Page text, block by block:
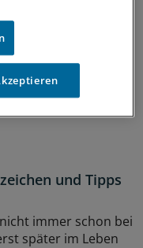
Umsetzung an.
wann
wann diese
und Tipps
immer schon bei
später im Leben